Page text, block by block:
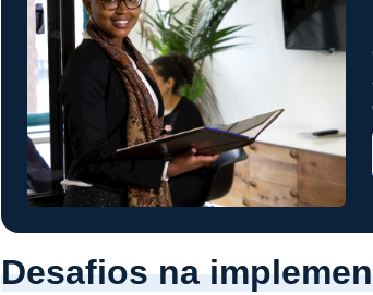
Desafios na